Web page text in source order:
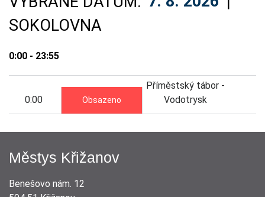
SOKOLOVNA
0:00 - 23:55
0:00 Obsazeno
Příměstský tábor -
Vodotrysk
Městys Křižanov
Benešovo nám. 12